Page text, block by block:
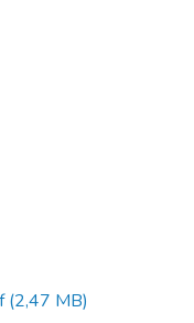
(2,47 MB)